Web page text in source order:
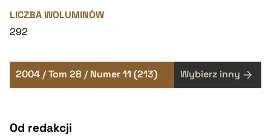
LICZBA WOLUMINÓW
292
2004 / Tom 28 / Numer 11 (213) Wybierz inny
Od redakcji